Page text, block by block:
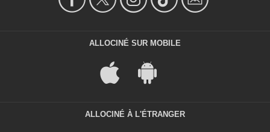
ALLOCINÉ SUR MOBILE
ALLOCINÉ À L'ÉTRANGER